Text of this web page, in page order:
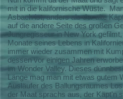
mit in die kalifornische Wüste.
Asbach ist, anders als der alte
auf die andere Seite des großen
Jungregisseur in New York
Monate seines Lebens in
immer wieder zusammen mit
dessen vor einigen Jahren
im Wonder Valley. Dieses
Länge mag man mit etwas gutem
Ausläufer des Ballungsraumes
der Maat sprachs aus, der Käpt'n